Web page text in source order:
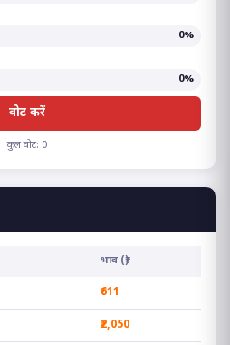
0%
0%
वोट करें
कुल वोट: 0
भाव (₹)
₹611
₹2,050